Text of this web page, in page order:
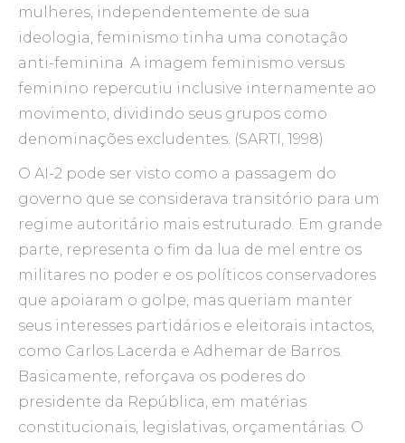
mulheres, independentemente de sua
ideologia, feminismo tinha uma conotação
anti-feminina. A imagem feminismo versus
feminino repercutiu inclusive internamente ao
movimento, dividindo seus grupos como
denominações excludentes. (SARTI, 1998)
O AI-2 pode ser visto como a passagem do
governo que se considerava transitório para um
regime autoritário mais estruturado. Em grande
parte, representa o fim da lua de mel entre os
militares no poder e os políticos conservadores
que apoiaram o golpe, mas queriam manter
seus interesses partidários e eleitorais intactos,
como Carlos Lacerda e Adhemar de Barros.
Basicamente, reforçava os poderes do
presidente da República, em matérias
constitucionais, legislativas, orçamentárias. O